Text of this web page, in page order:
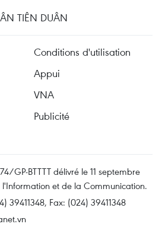
TIÊN DUÂN
Conditions d'utilisation
Appui
VNA
Publicité
GP-BTTTT délivré le 11 septembre
et de la Communication.
39411348, Fax: (024) 39411348